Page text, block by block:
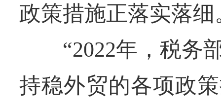
政策措施正落实落细
“2022年，税务部
持稳外贸的各项政